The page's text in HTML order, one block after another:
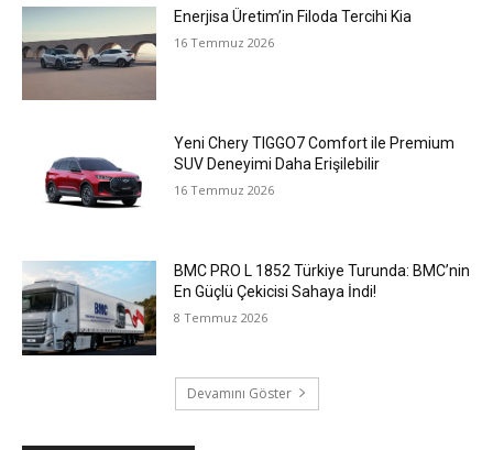
Enerjisa Üretim’in Filoda Tercihi Kia
16 Temmuz 2026
Yeni Chery TIGGO7 Comfort ile Premium
SUV Deneyimi Daha Erişilebilir
16 Temmuz 2026
BMC PRO L 1852 Türkiye Turunda: BMC’nin
En Güçlü Çekicisi Sahaya İndi!
8 Temmuz 2026
Devamını Göster